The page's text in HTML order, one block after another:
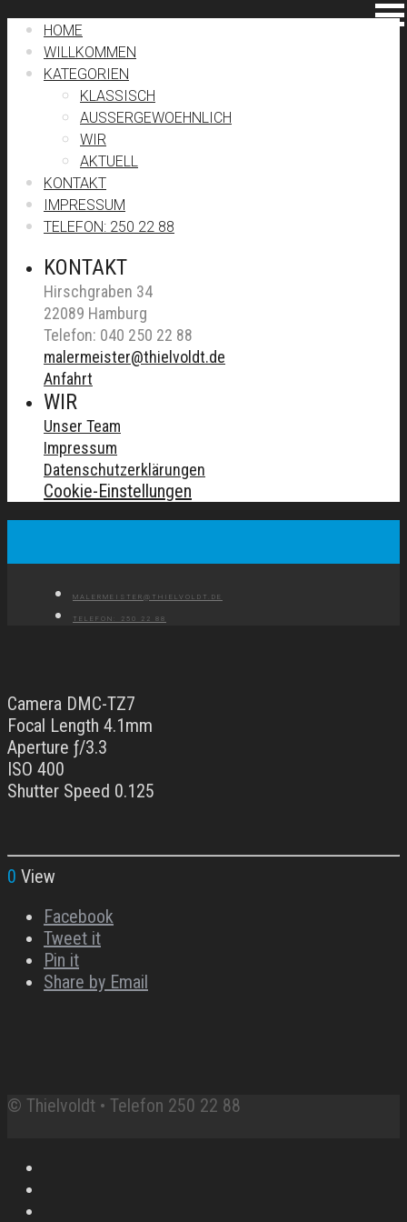
HOME
WILLKOMMEN
KATEGORIEN
KLASSISCH
AUSSERGEWOEHNLICH
WIR
AKTUELL
KONTAKT
IMPRESSUM
TELEFON: 250 22 88
KONTAKT
Hirschgraben 34
22089 Hamburg
Telefon: 040 250 22 88
malermeister@thielvoldt.de
Anfahrt
WIR
Unser Team
Impressum
Datenschutzerklärungen
Cookie-Einstellungen
MALERMEISTER@THIELVOLDT.DE
TELEFON: 250 22 88
Camera DMC-TZ7
Focal Length 4.1mm
Aperture ƒ/3.3
ISO 400
Shutter Speed 0.125
0 View
Facebook
Tweet it
Pin it
Share by Email
© Thielvoldt • Telefon 250 22 88